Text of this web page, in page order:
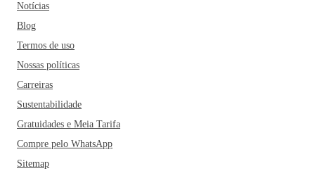
Notícias
Blog
Termos de uso
Nossas políticas
Carreiras
Sustentabilidade
Gratuidades e Meia Tarifa
Compre pelo WhatsApp
Sitemap